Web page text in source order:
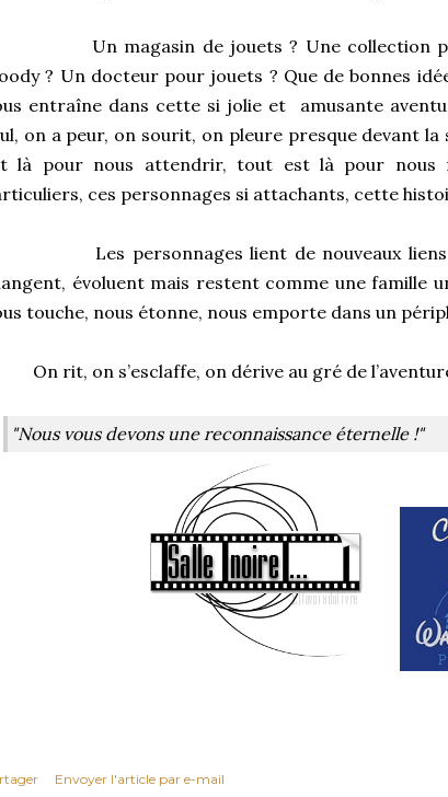
Un magasin de jouets ? Une collection
? Un docteur pour jouets ? Que de bonnes
entraîne dans cette si jolie et
amusante
on a peur, on sourit, on pleure presque devant
là pour nous attendrir, tout est là pour nous
ces personnages si attachants, cette
Les personnages lient de nouveaux
évoluent mais restent comme une famille
touche, nous étonne, nous emporte dans un
On rit, on s’esclaffe, on dérive au gré de
"Nous vous devons une reconnaissance éternelle !"
Envoyer l'article par e-mail